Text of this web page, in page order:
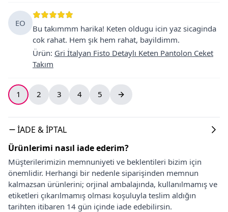
EO
Bu takımmm harika! Keten oldugu icin yaz sicaginda
cok rahat. Hem şık hem rahat, bayildimm.
Ürün: Gri İtalyan Fisto Detaylı Keten Pantolon Ceket
Takım
1 2 3 4 5
İADE & İPTAL
Ürünlerimi nasıl iade ederim?
Müşterilerimizin memnuniyeti ve beklentileri bizim için
önemlidir. Herhangi bir nedenle siparişinden memnun
kalmazsan ürünlerini; orjinal ambalajında, kullanılmamış ve
etiketleri çıkarılmamış olması koşuluyla teslim aldığın
tarihten itibaren 14 gün içinde iade edebilirsin.